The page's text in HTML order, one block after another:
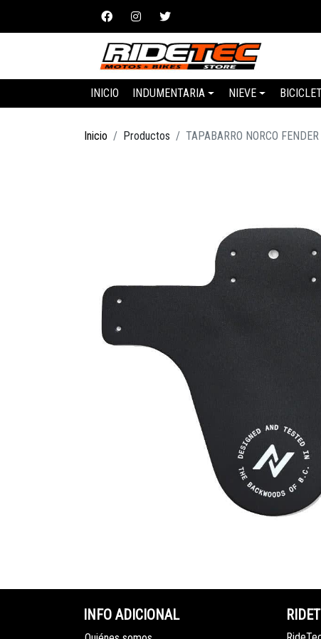
INICIO INDUMENTARIA NIEVE
Inicio Productos TAPABARRO NORCO FENDER
INFO ADICIONAL